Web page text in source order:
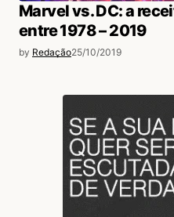
Marvel vs. DC: a
entre 1978 – 2019
by Redação25/10/2019